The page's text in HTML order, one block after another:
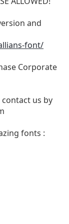
and
font/
Corporate
us by
fonts :